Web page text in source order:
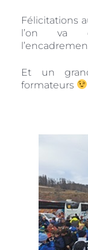
Félicitations
l’on va
Et un
formateurs